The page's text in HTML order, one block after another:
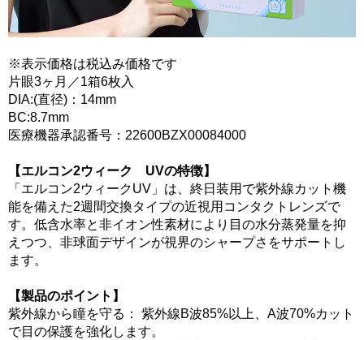
※表示価格は税込み価格です
片眼3ヶ月／1箱6枚入
DIA:(直径)：14mm
BC:8.7mm
医療機器承認番号：22600BZX00084000
【エルコン2ウィーク UVの特徴】
「エルコン2ウィークUV」は、終日装用で紫外線カット機
能を備えた2週間交換タイプの近視用コンタクトレンズで
す。低含水率と非イオン性素材により目の水分蒸発量を抑
えつつ、非球面デザインが視界のシャープさをサポートし
ます。
【製品のポイント】
紫外線から瞳を守る： 紫外線B波85%以上、A波70%カット
で目の保護を強化します。